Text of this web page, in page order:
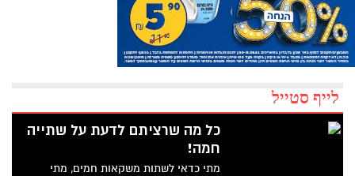
לייף סטייל
כל מה שרציתם לדעת על שתייה
חמה!
מתי כדאי לשתות משקאות חמים, מתי